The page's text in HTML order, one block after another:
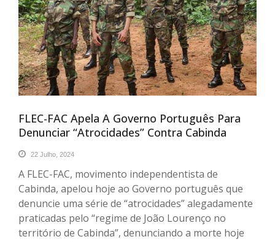
FLEC-FAC Apela A Governo Português Para
Denunciar “atrocidades” Contra Cabinda
22 Julho, 2024
A FLEC-FAC, movimento independentista de
Cabinda, apelou hoje ao Governo português que
denuncie uma série de “atrocidades” alegadamente
praticadas pelo “regime de João Lourenço no
território de Cabinda”, denunciando a morte hoje